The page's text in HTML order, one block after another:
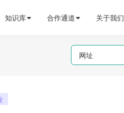
知识库 合作通道 关于我们
网址